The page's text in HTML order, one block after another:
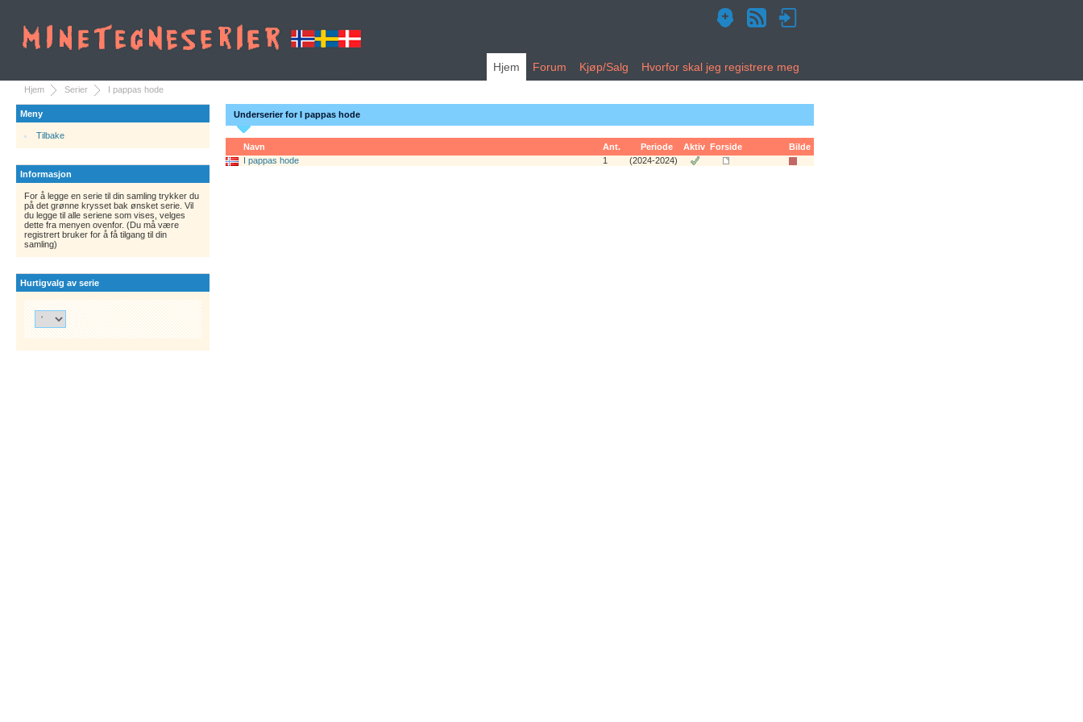
Hjem Forum Kjøp/Salg Hvorfor skal jeg registrere meg
Hjem Serier I pappas hode
Meny
Tilbake
Informasjon
For å legge en serie til din samling trykker du
på det grønne krysset bak ønsket serie. Vil
du legge til alle seriene som vises, velges
dette fra menyen ovenfor. (Du må være
registrert bruker for å få tilgang til din
samling)
Hurtigvalg av serie
Underserier for I pappas hode
Navn Ant. Periode Aktiv Forside
Bilde
I pappas hode
1 (2024-2024)